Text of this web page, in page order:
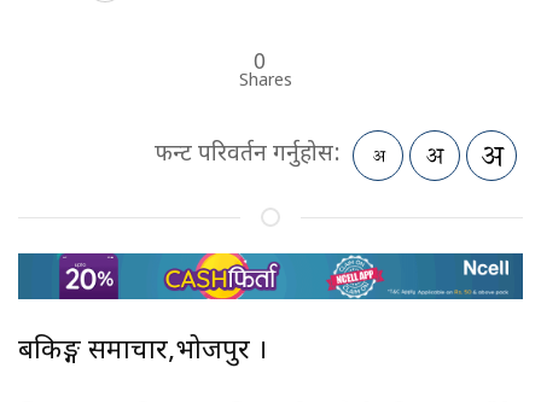
0
Shares
फन्ट परिवर्तन गर्नुहोस:
बैंकिङ्ग समाचार,भोजपुर ।